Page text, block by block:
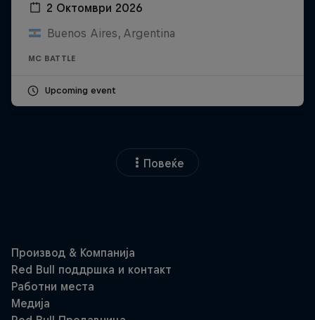
2 Октомври 2026
Buenos Aires, Argentina
MC BATTLE
Upcoming event
Повеќе